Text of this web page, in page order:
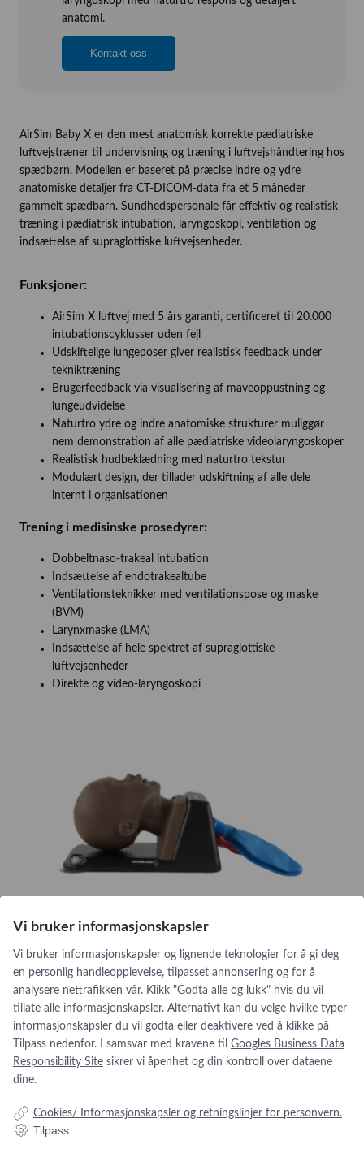
anatomi.
Kontakt oss
AirSim Baby X er den mest anatomisk korrekte pædiatriske
luftvejstræner til undervisning og træning i luftvejshåndtering hos
spædbørn. Modellen er baseret på præcise indre og ydre
anatomiske detaljer fra CT-DICOM-data fra et 5 måneder
gammelt spædbarn. Sundhedspersonale får effektiv og realistisk
træning i pædiatrisk intubation, laryngoskopi, ventilation og
indsættelse af supraglottiske luftvejsenheder.
Funksjoner:
AirSim X luftvej med 5 års garanti, certificeret til 20.000
intubationscyklusser uden fejl
Udskiftelige lungeposer giver realistisk feedback under
tekniktræning
Brugerfeedback via visualisering af maveoppustning og
lungeudvidelse
Naturtro ydre og indre anatomiske strukturer muliggør
nem demonstration af alle pædiatriske videolaryngoskoper
Realistisk hudbeklædning med naturtro tekstur
Modulært design, der tillader udskiftning af alle dele
internt i organisationen
Trening i medisinske prosedyrer:
Dobbeltnaso-trakeal intubation
Indsættelse af endotrakealtube
Ventilationsteknikker med ventilationspose og maske
(BVM)
Larynxmaske (LMA)
Indsættelse af hele spektret af supraglottiske
luftvejsenheder
Direkte og video-laryngoskopi
Vi bruker informasjonskapsler
Vi bruker informasjonskapsler og lignende teknologier for å gi deg
en personlig handleopplevelse, tilpasset annonsering og for å
analysere nettrafikken vår. Klikk "Godta alle og lukk" hvis du vil
tillate alle informasjonskapsler. Alternativt kan du velge hvilke typer
informasjonskapsler du vil godta eller deaktivere ved å klikke på
Tilpass nedenfor. I samsvar med kravene til Googles Business Data
Responsibility Site sikrer vi åpenhet og din kontroll over dataene
dine.
Cookies/ Informasjonskapsler og retningslinjer for personvern.
Tilpass